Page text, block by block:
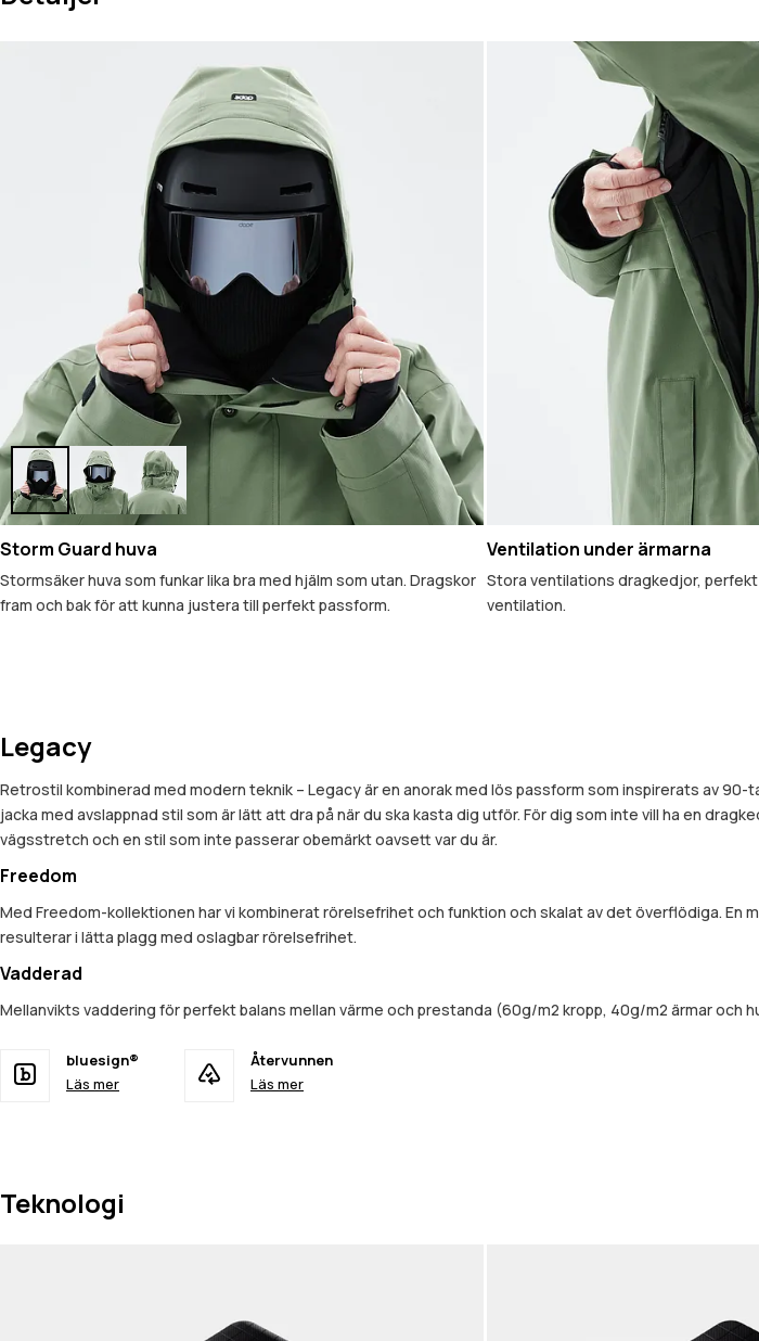
Storm Guard huva
Stormsäker huva som funkar lika bra med hjälm som utan. Dragskor
fram och bak för att kunna justera till perfekt passform.
Ventilation under ärmarna
Stora ventilations dragkedjor,
ventilation.
Legacy
Retrostil kombinerad med modern teknik – Legacy är en anorak med lös passform som inspirerats av
jacka med avslappnad stil som är lätt att dra på när du ska kasta dig utför. För dig som inte vill ha en
vägsstretch och en stil som inte passerar obemärkt oavsett var du är.
Freedom
Med Freedom-kollektionen har vi kombinerat rörelsefrihet och funktion och skalat av det överflödiga.
resulterar i lätta plagg med oslagbar rörelsefrihet.
Vadderad
Mellanvikts vaddering för perfekt balans mellan värme och prestanda (60g/m2 kropp, 40g/m2 ärmar och
bluesign®
Läs mer
Återvunnen
Läs mer
Teknologi